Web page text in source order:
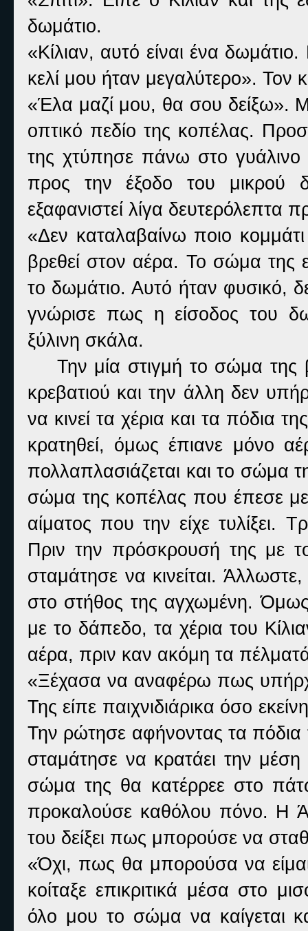
δωμάτιο.
«Κίλιαν, αυτό είναι ένα
κελί μου ήταν μεγαλύτερο». Τον
«Έλα μαζί μου, θα σου δείξω».
οπτικό πεδίο της κοπέλας.
της χτύπησε πάνω στο γυάλινο
προς την έξοδο του μικρού
εξαφανιστεί λίγα δευτερόλεπτα
«Δεν καταλαβαίνω ποιο
βρεθεί στον αέρα. Το σώμα της
το δωμάτιο. Αυτό ήταν φυσικό,
γνώρισε πως η είσοδος του
ξύλινη σκάλα.
Την μία στιγμή το σώμα
κρεβατιού και την άλλη δεν
να κινεί τα χέρια και τα πόδια
κρατηθεί, όμως έπιανε μόνο
πολλαπλασιάζεται και το σώμα
σώμα της κοπέλας που έπεσε
αίματος που την είχε τυλίξει.
Πριν την πρόσκρουσή της με
σταμάτησε να κινείται.
στο στήθος της αγχωμένη.
με το δάπεδο, τα χέρια του
αέρα, πριν καν ακόμη τα
«Ξέχασα να αναφέρω πως υπήρχε
Της είπε παιχνιδιάρικα όσο
Την ρώτησε αφήνοντας τα πόδια
σταμάτησε να κρατάει την
σώμα της θα κατέρρεε στο
προκαλούσε καθόλου πόνο. Η
του δείξει πως μπορούσε να
«Όχι, πως θα μπορούσα να
κοίταξε επικριτικά μέσα στο
όλο μου το σώμα να καίγεται